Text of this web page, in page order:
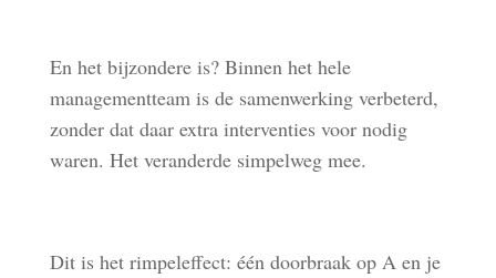
En het bijzondere is? Binnen het hele
managementteam is de samenwerking verbeterd,
zonder dat daar extra interventies voor nodig
waren. Het veranderde simpelweg mee.
Dit is het rimpeleffect: één doorbraak op A en je